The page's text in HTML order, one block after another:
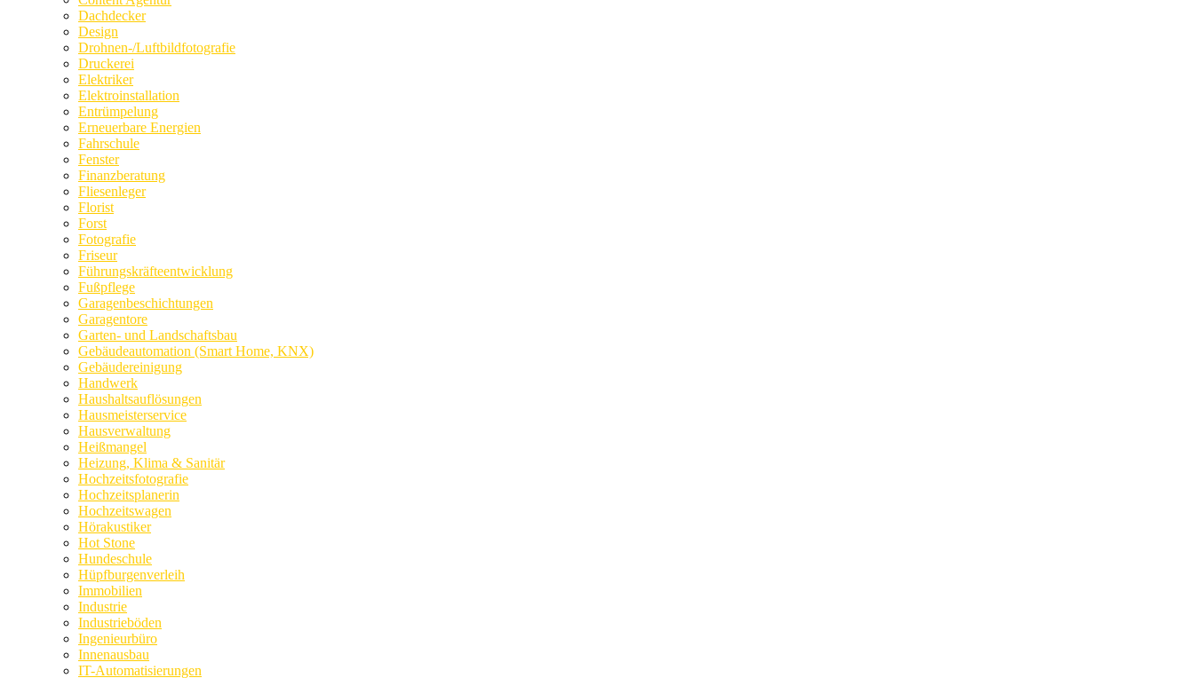
Dachdecker
Design
Drohnen-/Luftbildfotografie
Druckerei
Elektriker
Elektroinstallation
Entrümpelung
Erneuerbare Energien
Fahrschule
Fenster
Finanzberatung
Fliesenleger
Florist
Forst
Fotografie
Friseur
Führungskräfteentwicklung
Fußpflege
Garagenbeschichtungen
Garagentore
Garten- und Landschaftsbau
Gebäudeautomation (Smart Home, KNX)
Gebäudereinigung
Handwerk
Haushaltsauflösungen
Hausmeisterservice
Hausverwaltung
Heißmangel
Heizung, Klima & Sanitär
Hochzeitsfotografie
Hochzeitsplanerin
Hochzeitswagen
Hörakustiker
Hot Stone
Hundeschule
Hüpfburgenverleih
Immobilien
Industrie
Industrieböden
Ingenieurbüro
Innenausbau
IT-Automatisierungen